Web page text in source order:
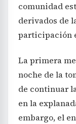
comunidad
derivados de
participación
La primera
noche de la
de continuar
en la
embargo, el